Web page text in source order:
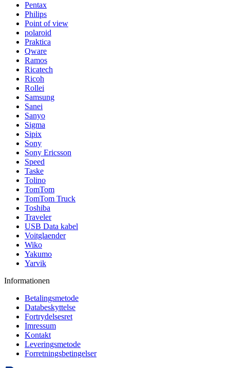
Pentax
Philips
Point of view
polaroid
Praktica
Qware
Ramos
Ricatech
Ricoh
Rollei
Samsung
Sanei
Sanyo
Sigma
Sipix
Sony
Sony Ericsson
Speed
Taske
Tolino
TomTom
TomTom Truck
Toshiba
Traveler
USB Data kabel
Voitglaender
Wiko
Yakumo
Yarvik
Informationen
Betalingsmetode
Databeskyttelse
Fortrydelsesret
Imressum
Kontakt
Leveringsmetode
Forretningsbetingelser